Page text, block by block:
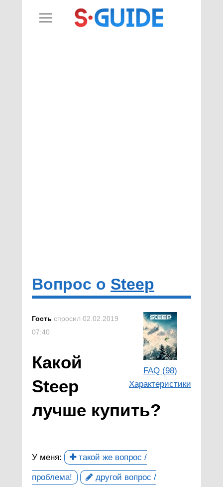
Вопрос о Steep
FAQ (98)
Характеристики
Гость спросил 02.02.2019
07:40
Какой
Steep
лучше купить?
У меня: такой же вопрос /
проблема! другой вопрос /